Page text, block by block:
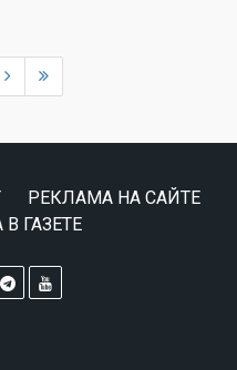
РЕКЛАМА НА САЙТЕ
ГАЗЕТЕ